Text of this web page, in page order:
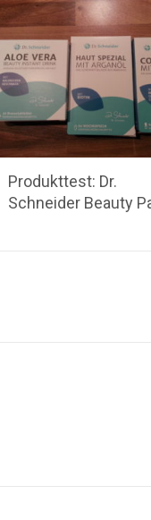
Produkttest: Dr.
Schneider Beauty